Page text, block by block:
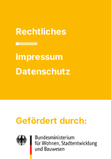
Rechtliches
Impressum
Datenschutz
Gefördert durch: